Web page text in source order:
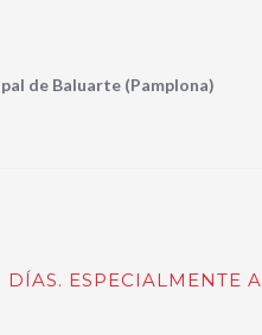
de Baluarte (Pamplona)
ESPECIALMENTE